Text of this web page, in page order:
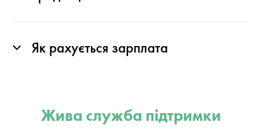
Як рахується зарплата
Жива служба підтримки